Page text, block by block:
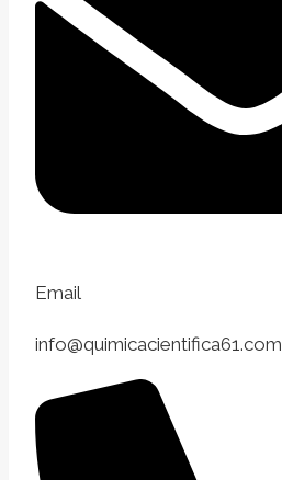
Email
info@quimicacientifica61.com